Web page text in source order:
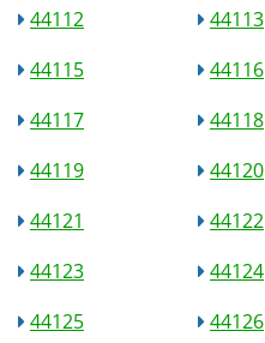
44112
44113
44115
44116
44117
44118
44119
44120
44121
44122
44123
44124
44125
44126